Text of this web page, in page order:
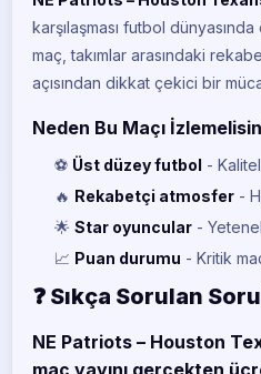
karşılaşması futbol
maç, takımlar arasındaki
açısından dikkat çekici bir
Neden Bu Maçı
⚽ Üst düzey futbol -
🔥 Rekabetçi atmosfer -
🌟 Star oyuncular -
📈 Puan durumu - Kritik
❓ Sıkça Sorulan
NE Patriots – Houston
maç yayını gerçekten